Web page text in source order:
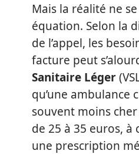
Mais la réalité ne
équation. Selon la
de l’appel, les
facture peut
Sanitaire Léger
qu’une ambulance
souvent moins
de 25 à 35 euros, à
une prescription